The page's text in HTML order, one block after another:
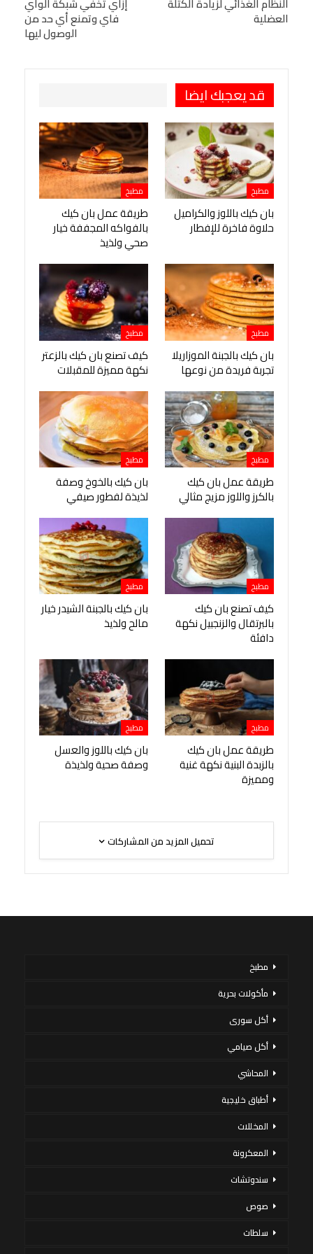
Digg
BlackBerry
Viber
العضلية فاي وتمنع أي حد من
الوصول ليها
قد يعجبك ايضا
مطبخ
بان كيك باللوز والكراميل
حلاوة فاخرة للإفطار
مطبخ
طريقة عمل بان كيك
بالفواكه المجففة خيار
صحي ولذيذ
مطبخ
بان كيك بالجبنة الموزاريلا
تجربة فريدة من نوعها
مطبخ
كيف تصنع بان كيك بالزعتر
نكهة مميزة للمقبلات
مطبخ
طريقة عمل بان كيك
بالكرز واللوز مزيج مثالي
مطبخ
بان كيك بالخوخ وصفة
لذيذة لفطور صيفي
مطبخ
كيف تصنع بان كيك
بالبرتقال والزنجبيل نكهة
دافئة
مطبخ
بان كيك بالجبنة الشيدر خيار
مالح ولذيذ
مطبخ
طريقة عمل بان كيك
بالزبدة البنية نكهة غنية
ومميزة
مطبخ
بان كيك باللوز والعسل
وصفة صحية ولذيذة
تحميل المزيد من المشاركات
مطبخ
مأكولات بحرية
أكل سورى
أكل صيامي
المحاشي
أطباق خليجية
المخللات
المعكرونة
سندوتشات
صوص
سلطات